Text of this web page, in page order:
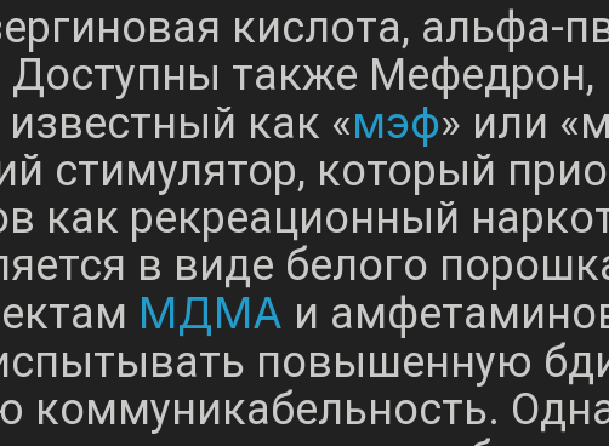
кислота, альфа-
Доступны также Мефедрон,
как «мэф» или
стимулятор, который
как рекреационный
в виде белого
МДМА и
повышенную
коммуникабельность.